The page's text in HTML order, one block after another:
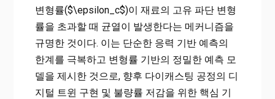
변형률($\epsilon_c$)이 재료의 고유 파단 변형
률을 초과할 때 균열이 발생한다는 메커니즘을
규명한 것이다. 이는 단순한 응력 기반 예측의
한계를 극복하고 변형률 기반의 정밀한 예측 모
델을 제시한 것으로, 향후 다이캐스팅 공정의 디
지털 트윈 구현 및 불량률 저감을 위한 핵심 기